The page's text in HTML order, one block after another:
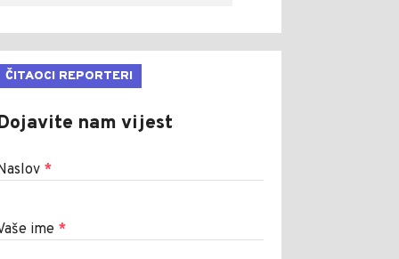
ČITAOCI REPORTERI
nam vijest
*
ime *